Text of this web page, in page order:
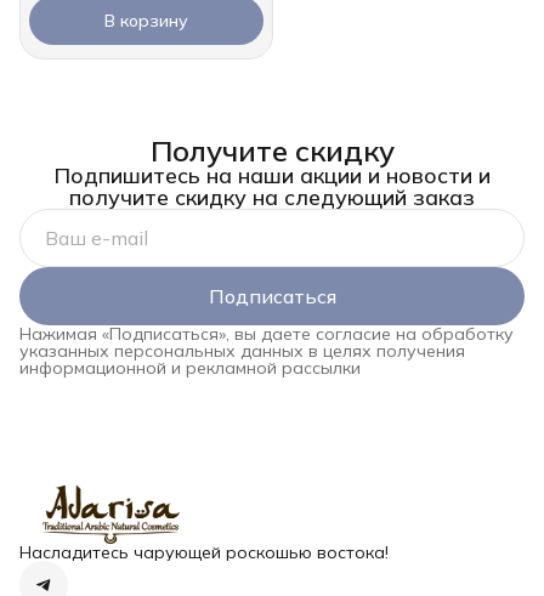
В корзину
Получите скидку
Подпишитесь на наши акции и новости и
получите скидку на следующий заказ
Подписаться
Нажимая «Подписаться», вы даете согласие на обработку
указанных персональных данных в целях получения
информационной и рекламной рассылки
Насладитесь чарующей роскошью востока!